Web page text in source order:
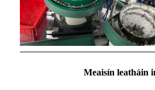
Meaisín leatháin